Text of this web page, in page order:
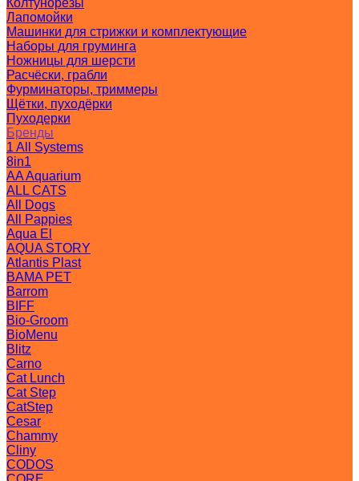
Колтунорезы
Лапомойки
Машинки для стрижки и комплектующие
Наборы для груминга
Ножницы для шерсти
Расчёски, грабли
Фурминаторы, триммеры
Щётки, пуходёрки
Пуходерки
Бренды
1 All Systems
8in1
AA Aquarium
ALL CATS
All Dogs
All Pappies
Aqua El
AQUA STORY
Atlantis Plast
BAMA PET
Barrom
BIFF
Bio-Groom
BioMenu
Blitz
Carno
Cat Lunch
Cat Step
CatStep
Cesar
Chammy
Cliny
CODOS